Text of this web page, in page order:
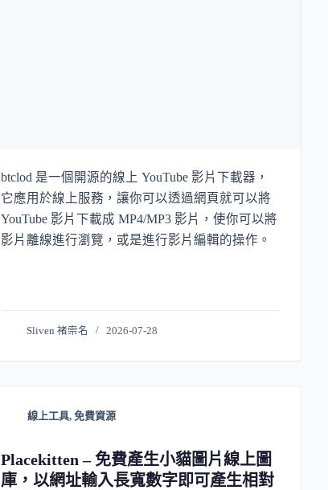
btclod 是一個開源的線上 YouTube 影片下載器，
它應用於線上服務，讓你可以透過網頁就可以將
YouTube 影片下載成 MP4/MP3 影片，使你可以將
影片離線進行瀏覽，或是進行影片編輯的操作。
Sliven 褚崇名 2026-07-28
線上工具, 免費資源
Placekitten – 免費產生小貓圖片線上圖
庫，以網址輸入長寬數字即可產生相對